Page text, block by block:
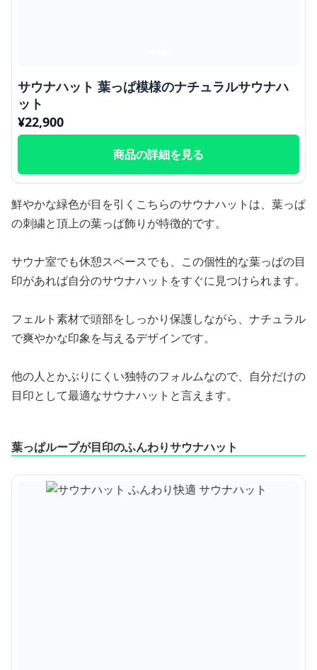
サウナハット 葉っぱ模様のナチュラルサウナハ
ット
¥22,900
商品の詳細を見る
鮮やかな緑色が目を引くこちらのサウナハットは、葉っぱ
の刺繍と頂上の葉っぱ飾りが特徴的です。
サウナ室でも休憩スペースでも、この個性的な葉っぱの目
印があれば自分のサウナハットをすぐに見つけられます。
フェルト素材で頭部をしっかり保護しながら、ナチュラル
で爽やかな印象を与えるデザインです。
他の人とかぶりにくい独特のフォルムなので、自分だけの
目印として最適なサウナハットと言えます。
葉っぱループが目印のふんわりサウナハット